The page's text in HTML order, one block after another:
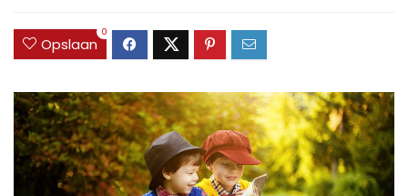
Opslaan
0